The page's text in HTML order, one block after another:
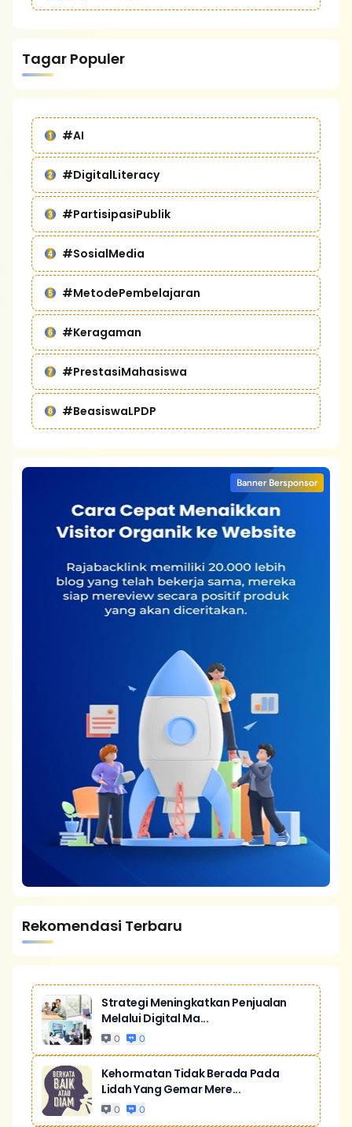
Tagar Populer
#AI
#DigitalLiteracy
#PartisipasiPublik
#SosialMedia
#MetodePembelajaran
#Keragaman
#PrestasiMahasiswa
#BeasiswaLPDP
Banner Bersponsor
Rekomendasi Terbaru
Strategi Meningkatkan Penjualan
Melalui Digital Ma...
0 0
Kehormatan Tidak Berada Pada
Lidah Yang Gemar Mere...
0 0